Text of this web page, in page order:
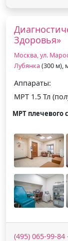
Здоровья»
Москва, ул.
Лубянка (300 м),
Аппараты:
МРТ 1.5 Тл
МРТ плечевого
(495) 065-99-84